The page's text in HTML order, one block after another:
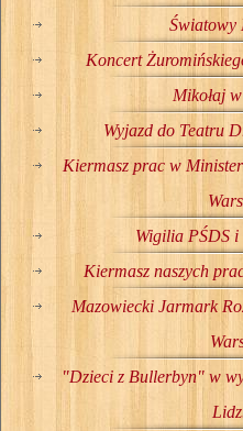
Światowy
Koncert
Mikołaj
Wyjazd do Teatru
Kiermasz prac w
Wigilia PŚDS
Kiermasz naszych
Mazowiecki Jarmark
"Dzieci z Bullerbyn" w